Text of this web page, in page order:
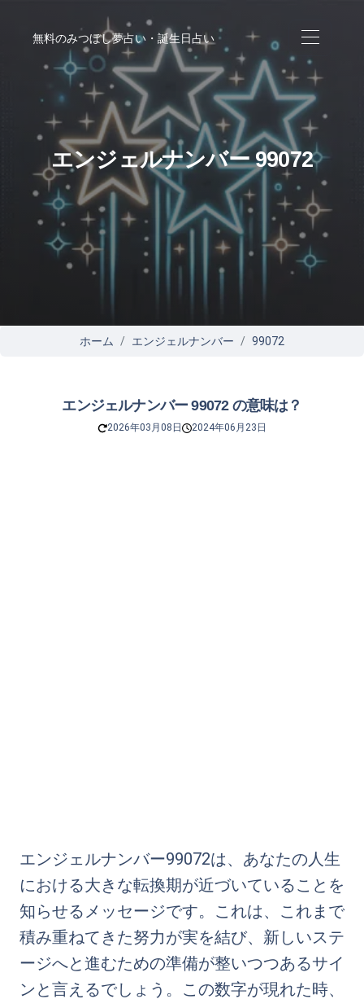
無料のみつぼし夢占い・誕生日占い
エンジェルナンバー 99072
ホーム エンジェルナンバー 99072
エンジェルナンバー 99072 の意味は？
2026年03月08日 2024年06月23日
エンジェルナンバー99072は、あなたの人生
における大きな転換期が近づいていることを
知らせるメッセージです。これは、これまで
積み重ねてきた努力が実を結び、新しいステ
ージへと進むための準備が整いつつあるサイ
ンと言えるでしょう。この数字が現れた時、